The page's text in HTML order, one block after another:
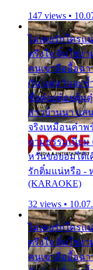
147 views •
ไม่เคยรักใครแ
ตรึงใจ ติ๋มใช่ง
คนเขาลืออื้อฉ
กัน แต่หวั่นจะช้
ชื่อต๋อยต้อยตุ้มตุ๋
สาวบ้านนา แส
จริงเหมือนคำพ
ตามธรรมเนียม
หวั่นขอยอมได้เ
รักติ๋มแน่หรือ -
(KARAOKE)
32 views •
ไม่เคยรักใครแ
ตรึงใจ ติ๋มใช่ง
คนเขาลืออื้อฉ